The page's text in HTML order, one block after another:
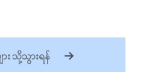
း သို့သွားရန်